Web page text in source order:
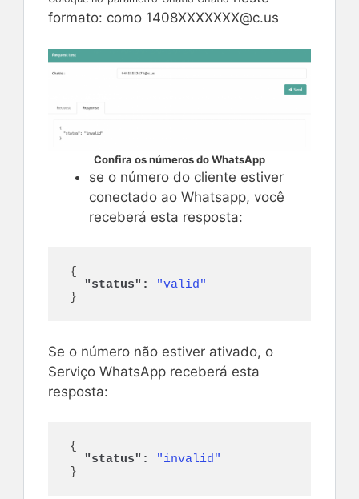
formato: como 1408XXXXXXX@c.us
Confira os números do WhatsApp
se o número do cliente estiver
conectado ao Whatsapp, você
receberá esta resposta:
{
"status":
"valid"
}
Se o número não estiver ativado, o
Serviço WhatsApp receberá esta
resposta:
{
"status":
"invalid"
}